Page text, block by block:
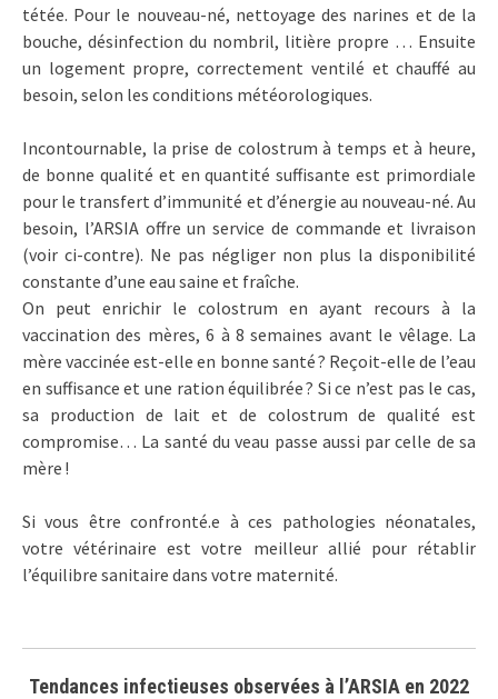
tétée. Pour le nouveau-né, nettoyage des narines et de la
bouche, désinfection du nombril, litière propre … Ensuite
un logement propre, correctement ventilé et chauffé au
besoin, selon les conditions météorologiques.
Incontournable, la prise de colostrum à temps et à heure,
de bonne qualité et en quantité suffisante est primordiale
pour le transfert d’immunité et d’énergie au nouveau-né. Au
besoin, l’ARSIA offre un service de commande et livraison
(voir ci-contre). Ne pas négliger non plus la disponibilité
constante d’une eau saine et fraîche.
On peut enrichir le colostrum en ayant recours à la
vaccination des mères, 6 à 8 semaines avant le vêlage. La
mère vaccinée est-elle en bonne santé ? Reçoit-elle de l’eau
en suffisance et une ration équilibrée ? Si ce n’est pas le cas,
sa production de lait et de colostrum de qualité est
compromise… La santé du veau passe aussi par celle de sa
mère !
Si vous être confronté.e à ces pathologies néonatales,
votre vétérinaire est votre meilleur allié pour rétablir
l’équilibre sanitaire dans votre maternité.
Tendances infectieuses observées à l’ARSIA en 2022